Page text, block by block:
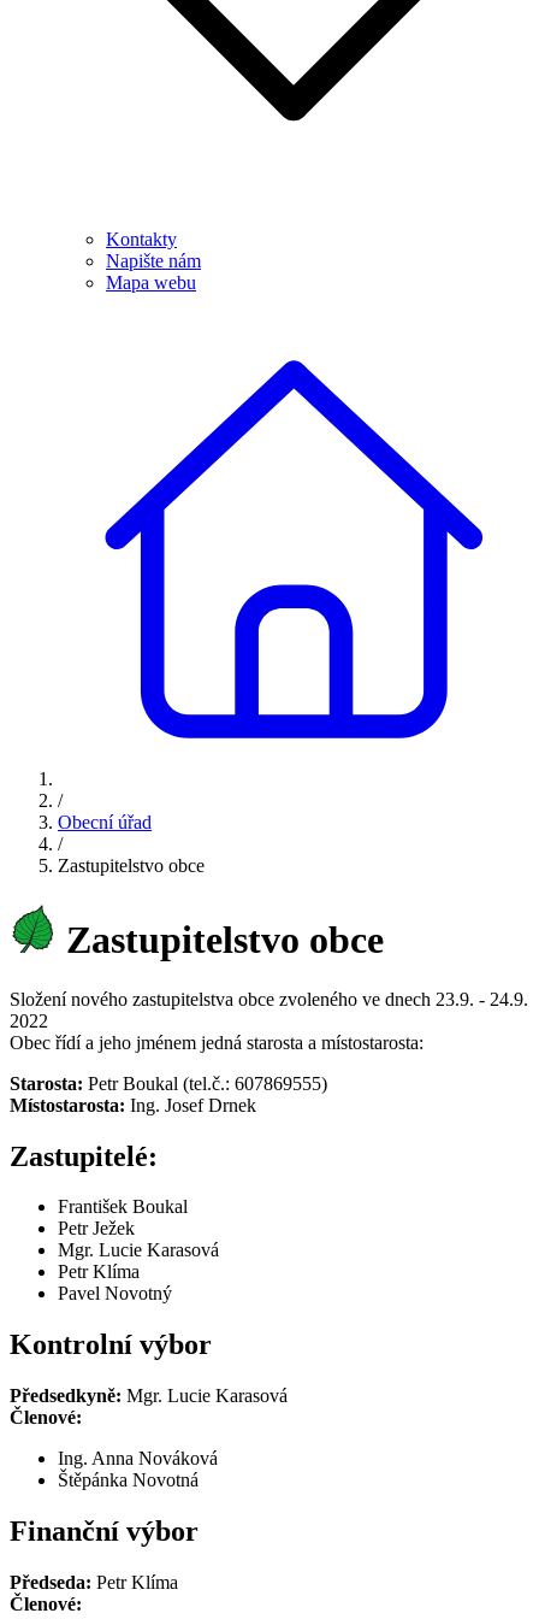
Kontakty
Napište nám
Mapa webu
/
Obecní úřad
/
Zastupitelstvo obce
Zastupitelstvo obce
Složení nového zastupitelstva obce zvoleného ve dnech 23.9. - 24.9.
2022
Obec řídí a jeho jménem jedná starosta a místostarosta:
Starosta: Petr Boukal (tel.č.: 607869555)
Místostarosta: Ing. Josef Drnek
Zastupitelé:
František Boukal
Petr Ježek
Mgr. Lucie Karasová
Petr Klíma
Pavel Novotný
Kontrolní výbor
Předsedkyně: Mgr. Lucie Karasová
Členové:
Ing. Anna Nováková
Štěpánka Novotná
Finanční výbor
Předseda: Petr Klíma
Členové: